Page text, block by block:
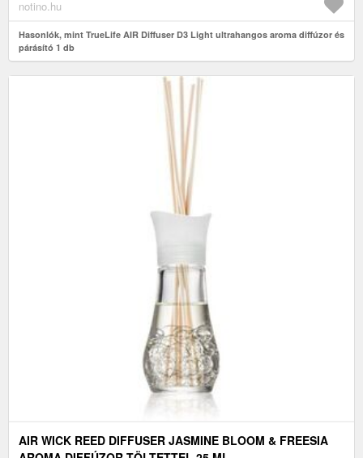
notino.hu
Hasonlók, mint TrueLife AIR Diffuser D3 Light ultrahangos aroma diffúzor és
párásító 1 db
AIR WICK REED DIFFUSER JASMINE BLOOM & FREESIA